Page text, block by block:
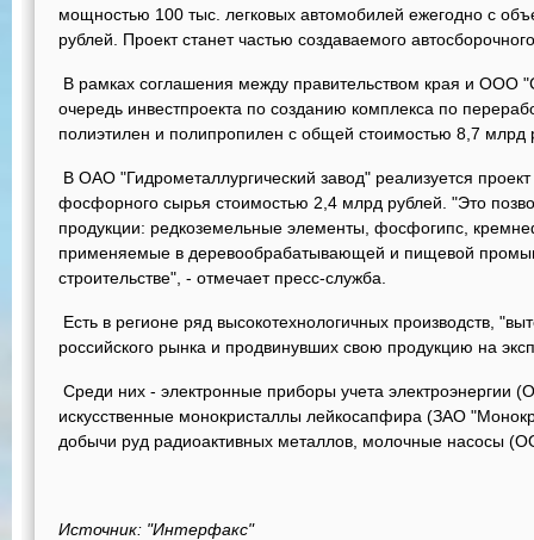
мощностью 100 тыс. легковых автомобилей ежегодно с
рублей. Проект станет частью создаваемого
В рамках соглашения между правительством края и ООО
очередь инвестпроекта по созданию комплекса по
полиэтилен и полипропилен с общей стоимостью 8,7 млрд
В ОАО "Гидрометаллургический завод" реализуется
фосфорного сырья стоимостью 2,4 млрд рублей. "Это
продукции: редкоземельные элементы, фосфогипс,
применяемые в деревообрабатывающей и пищевой
строительстве", - отмечает пресс-служба.
Есть в регионе ряд высокотехнологичных производств,
российского рынка и продвинувших свою продукцию на
Среди них - электронные приборы учета электроэнергии
искусственные монокристаллы лейкосапфира (ЗАО
добычи руд радиоактивных металлов, молочные насосы
Источник: "Интерфакс"